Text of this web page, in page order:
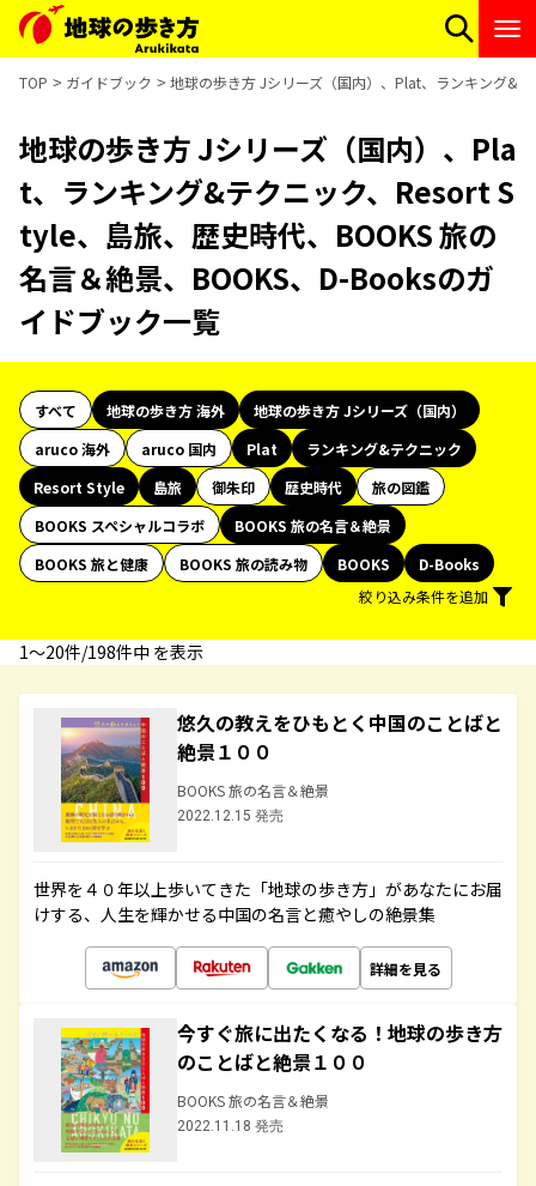
TOP ガイドブック 地球の歩き方 Jシリーズ（国内）、Plat、ランキング&
地球の歩き方 Jシリーズ（国内）、Pla
t、ランキング&テクニック、Resort S
tyle、島旅、歴史時代、BOOKS 旅の
名言＆絶景、BOOKS、D-Booksのガ
イドブック一覧
すべて 地球の歩き方 海外
地球の歩き方 Jシリーズ（国内）
aruco 海外
aruco 国内 Plat
ランキング&テクニック
Resort Style
島旅 御朱印 歴史時代
旅の図鑑
BOOKS スペシャルコラボ
BOOKS 旅の名言＆絶景
BOOKS 旅と健康
BOOKS 旅の読み物 BOOKS
D-Books
絞り込み条件を追加
1〜20件/198件中 を表示
悠久の教えをひもとく中国のことばと
絶景１００
BOOKS 旅の名言＆絶景
2022.12.15 発売
世界を４０年以上歩いてきた「地球の歩き方」があなたにお届
けする、人生を輝かせる中国の名言と癒やしの絶景集
詳細を見る
今すぐ旅に出たくなる！地球の歩き方
のことばと絶景１００
BOOKS 旅の名言＆絶景
2022.11.18 発売